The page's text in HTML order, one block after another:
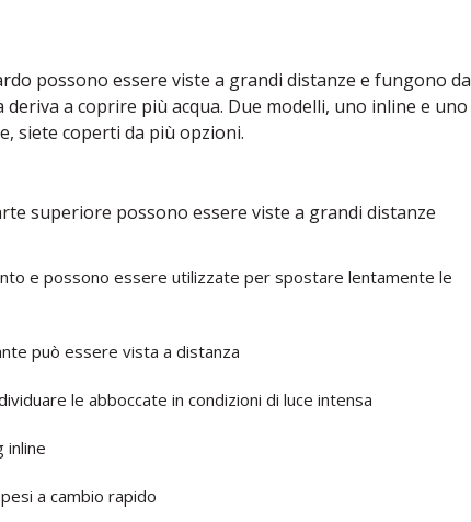
possono essere viste a grandi distanze e fungono da
deriva a coprire più acqua. Due modelli, uno inline e uno
siete coperti da più opzioni.
superiore possono essere viste a grandi distanze
e possono essere utilizzate per spostare lentamente le
può essere vista a distanza
le abboccate in condizioni di luce intensa
inline
a cambio rapido